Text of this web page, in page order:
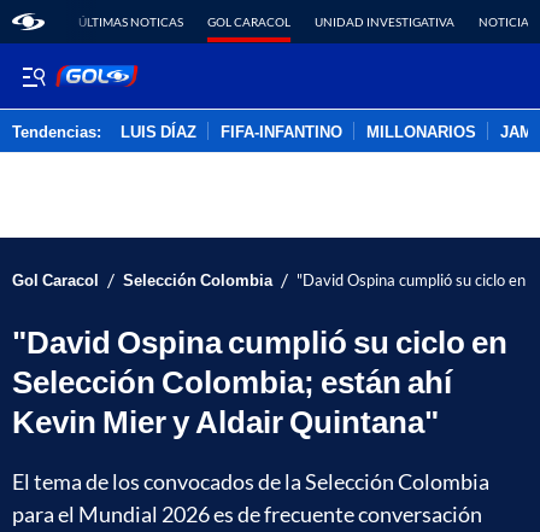
ÚLTIMAS NOTICAS GOL CARACOL UNIDAD INVESTIGATIVA NOTICIAS
Tendencias: LUIS DÍAZ FIFA-INFANTINO MILLONARIOS
Gol Caracol / Selección Colombia / "David Ospina cumplió su ciclo en
"David Ospina cumplió su ciclo en
Selección Colombia; están ahí
Kevin Mier y Aldair Quintana"
El tema de los convocados de la Selección Colombia
para el Mundial 2026 es de frecuente conversación